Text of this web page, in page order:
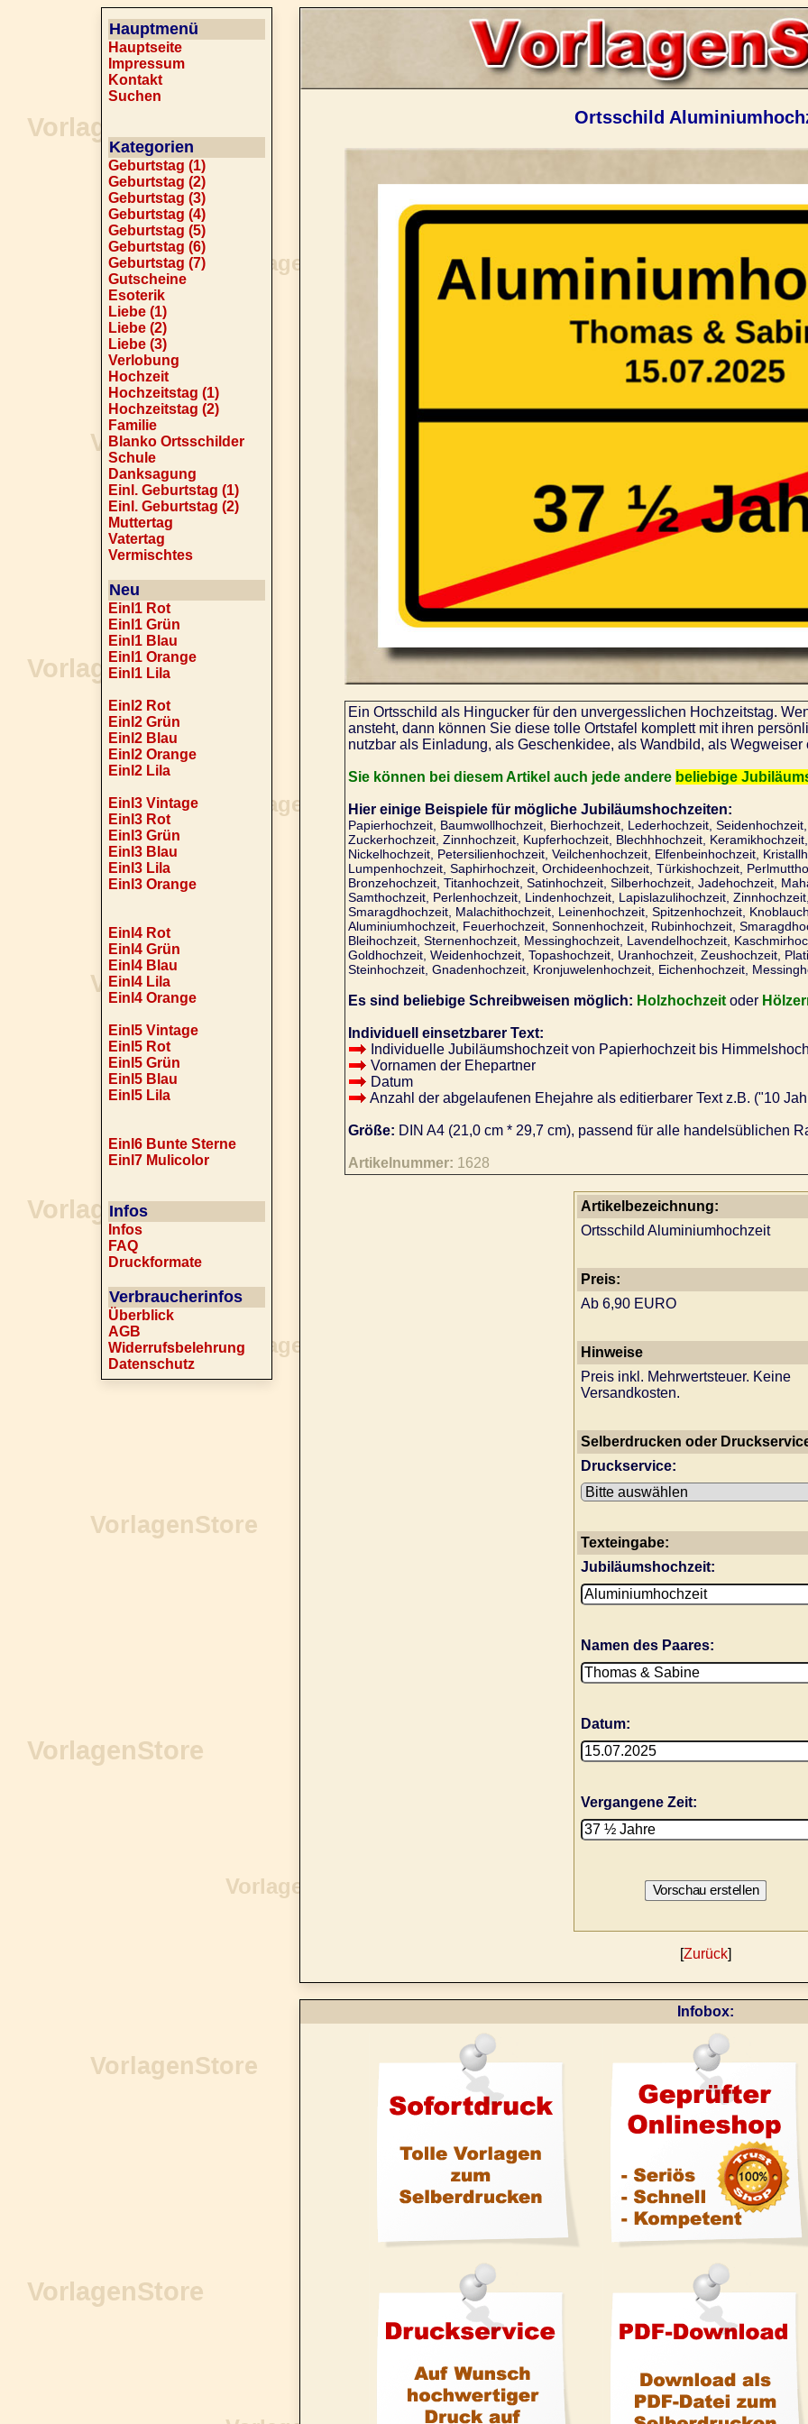
Hauptmenü
Hauptseite
Impressum
Kontakt
Suchen
Kategorien
Geburtstag (1)
Geburtstag (2)
Geburtstag (3)
Geburtstag (4)
Geburtstag (5)
Geburtstag (6)
Geburtstag (7)
Gutscheine
Esoterik
Liebe (1)
Liebe (2)
Liebe (3)
Verlobung
Hochzeit
Hochzeitstag (1)
Hochzeitstag (2)
Familie
Blanko Ortsschilder
Schule
Danksagung
Einl. Geburtstag (1)
Einl. Geburtstag (2)
Muttertag
Vatertag
Vermischtes
Neu
Einl1 Rot
Einl1 Grün
Einl1 Blau
Einl1 Orange
Einl1 Lila
Einl2 Rot
Einl2 Grün
Einl2 Blau
Einl2 Orange
Einl2 Lila
Einl3 Vintage
Einl3 Rot
Einl3 Grün
Einl3 Blau
Einl3 Lila
Einl3 Orange
Einl4 Rot
Einl4 Grün
Einl4 Blau
Einl4 Lila
Einl4 Orange
Einl5 Vintage
Einl5 Rot
Einl5 Grün
Einl5 Blau
Einl5 Lila
Einl6 Bunte Sterne
Einl7 Mulicolor
Infos
Infos
FAQ
Druckformate
Verbraucherinfos
Überblick
AGB
Widerrufsbelehrung
Datenschutz
Ortsschild
Ein Ortsschild als Hingucker für den unvergesslichen Hochzeitstag.
ansteht, dann können Sie diese tolle Ortstafel komplett mit ihren
nutzbar als Einladung, als Geschenkidee, als Wandbild, als
Sie können bei diesem Artikel auch jede andere beliebige
Hier einige Beispiele für mögliche Jubiläumshochzeiten:
Papierhochzeit, Baumwollhochzeit, Bierhochzeit, Lederhochzeit,
Zuckerhochzeit, Zinnhochzeit, Kupferhochzeit, Blechhhochzeit,
Nickelhochzeit, Petersilienhochzeit, Veilchenhochzeit, Elfenbeinhochzeit,
Lumpenhochzeit, Saphirhochzeit, Orchideenhochzeit, Türkishochzeit,
Bronzehochzeit, Titanhochzeit, Satinhochzeit, Silberhochzeit, Jadehochzeit,
Samthochzeit, Perlenhochzeit, Lindenhochzeit, Lapislazulihochzeit,
Smaragdhochzeit, Malachithochzeit, Leinenhochzeit, Spitzenhochzeit,
Aluminiumhochzeit, Feuerhochzeit, Sonnenhochzeit, Rubinhochzeit,
Bleihochzeit, Sternenhochzeit, Messinghochzeit, Lavendelhochzeit,
Goldhochzeit, Weidenhochzeit, Topashochzeit, Uranhochzeit, Zeushochzeit,
Steinhochzeit, Gnadenhochzeit, Kronjuwelenhochzeit, Eichenhochzeit,
Es sind beliebige Schreibweisen möglich: Holzhochzeitoder
Individuell einsetzbarer Text:
Individuelle Jubiläumshochzeit von Papierhochzeit bis
Vornamen der Ehepartner
Datum
Anzahl der abgelaufenen Ehejahre als editierbarer Text z.B. ("10
Größe: DIN A4 (21,0 cm * 29,7 cm), passend für alle handelsüblichen
Artikelnummer: 1628
Artikelbezeichnung:
Ortsschild Aluminiumhochzeit
Preis:
Ab 6,90 EURO
Hinweise
Preis inkl. Mehrwertsteuer. Keine
Versandkosten.
Selberdrucken oder
Druckservice:
Texteingabe:
Jubiläumshochzeit:
Namen des Paares:
Datum:
Vergangene Zeit:
[Zurück]
Infobox: